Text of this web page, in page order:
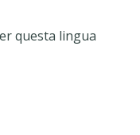
questa lingua